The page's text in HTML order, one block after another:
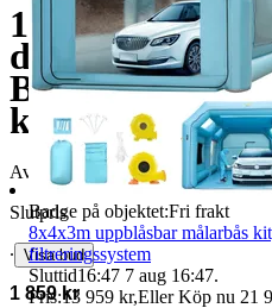
12V/24V 5KW
Bluetooth-
kompakt
Avslutad
18 jun 23:48
Slutpris
∙ Visa bud
1 859 kr
Badge på objektet:Fri frakt
8x4x3m uppblåsbar målarbås
filtreringssystem
Sluttid16:47 7 aug 16:47.
Pris:13 959 kr,Eller Köp nu 21